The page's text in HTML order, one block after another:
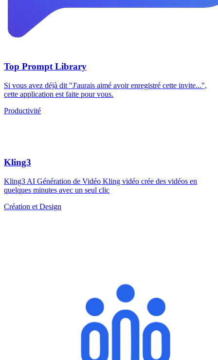
Top Prompt Library
Si vous avez déjà dit "J'aurais aimé avoir enregistré cette invite...",
cette application est faite pour vous.
Productivité
Kling3
Kling3 AI Génération de Vidéo Kling vidéo crée des vidéos en
quelques minutes avec un seul clic
Création et Design